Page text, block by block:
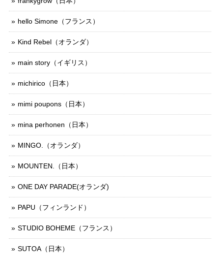
hello Simone（フランス）
Kind Rebel（オランダ）
main story（イギリス）
michirico（日本）
mimi poupons（日本）
mina perhonen（日本）
MINGO.（オランダ）
MOUNTEN.（日本）
ONE DAY PARADE(オランダ)
PAPU（フィンランド）
STUDIO BOHEME（フランス）
SUTOA（日本）